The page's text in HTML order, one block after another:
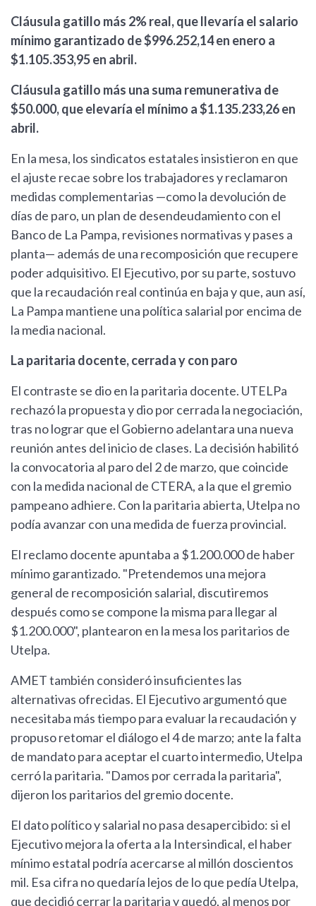
Cláusula gatillo más 2% real, que llevaría el salario
mínimo garantizado de $996.252,14 en enero a
$1.105.353,95 en abril.
Cláusula gatillo más una suma remunerativa de
$50.000, que elevaría el mínimo a $1.135.233,26 en
abril.
En la mesa, los sindicatos estatales insistieron en que
el ajuste recae sobre los trabajadores y reclamaron
medidas complementarias —como la devolución de
días de paro, un plan de desendeudamiento con el
Banco de La Pampa, revisiones normativas y pases a
planta— además de una recomposición que recupere
poder adquisitivo. El Ejecutivo, por su parte, sostuvo
que la recaudación real continúa en baja y que, aun así,
La Pampa mantiene una política salarial por encima de
la media nacional.
La paritaria docente, cerrada y con paro
El contraste se dio en la paritaria docente. UTELPa
rechazó la propuesta y dio por cerrada la negociación,
tras no lograr que el Gobierno adelantara una nueva
reunión antes del inicio de clases. La decisión habilitó
la convocatoria al paro del 2 de marzo, que coincide
con la medida nacional de CTERA, a la que el gremio
pampeano adhiere. Con la paritaria abierta, Utelpa no
podía avanzar con una medida de fuerza provincial.
El reclamo docente apuntaba a $1.200.000 de haber
mínimo garantizado. "Pretendemos una mejora
general de recomposición salarial, discutiremos
después como se compone la misma para llegar al
$1.200.000", plantearon en la mesa los paritarios de
Utelpa.
AMET también consideró insuficientes las
alternativas ofrecidas. El Ejecutivo argumentó que
necesitaba más tiempo para evaluar la recaudación y
propuso retomar el diálogo el 4 de marzo; ante la falta
de mandato para aceptar el cuarto intermedio, Utelpa
cerró la paritaria. "Damos por cerrada la paritaria",
dijeron los paritarios del gremio docente.
El dato político y salarial no pasa desapercibido: si el
Ejecutivo mejora la oferta a la Intersindical, el haber
mínimo estatal podría acercarse al millón doscientos
mil. Esa cifra no quedaría lejos de lo que pedía Utelpa,
que decidió cerrar la paritaria y quedó, al menos por